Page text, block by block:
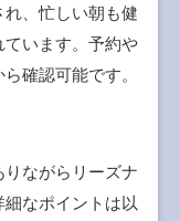
、忙しい朝も健
います。予約や
確認可能です。
ながらリーズナ
なポイントは以